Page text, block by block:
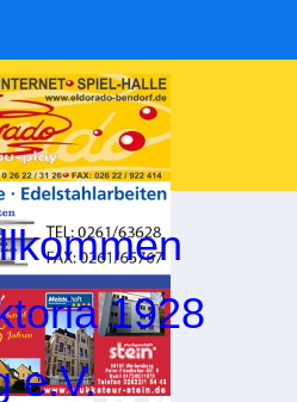
1928
e.V.